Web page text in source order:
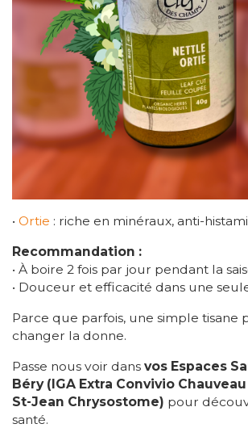
• Ortie : riche en minéraux, anti-
Recommandation :
• À boire 2 fois par jour pendant la
• Douceur et efficacité dans une
Parce que parfois, une simple tisane
changer la donne.
Passe nous voir dans vos Espaces
Béry (IGA Extra Convivio
St-Jean Chrysostome) pour
santé.